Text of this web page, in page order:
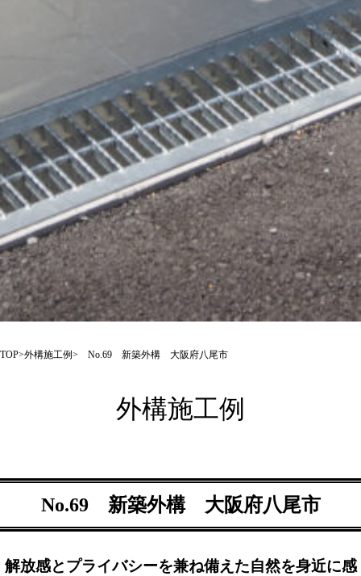
TOP>外構施工例> No.69 新築外構 大阪府八尾市
外構施工例
No.69 新築外構 大阪府八尾市
解放感とプライバシーを兼ね備えた自然を身近に感